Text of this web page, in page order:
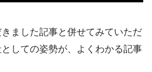
ました記事と併せてみていただ
しての姿勢が、よくわかる記事